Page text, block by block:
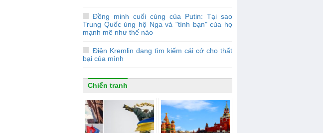
Đồng minh cuối cùng của Putin: Tại sao
Trung Quốc ủng hộ Nga và "tình bạn" của họ
mạnh mẽ như thế nào
Điện Kremlin đang tìm kiếm cái cớ cho thất
bại của mình
Chiến tranh